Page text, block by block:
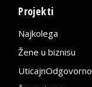
Projekti
Najkolega
Žene u biznisu
UticajnOdgovorno